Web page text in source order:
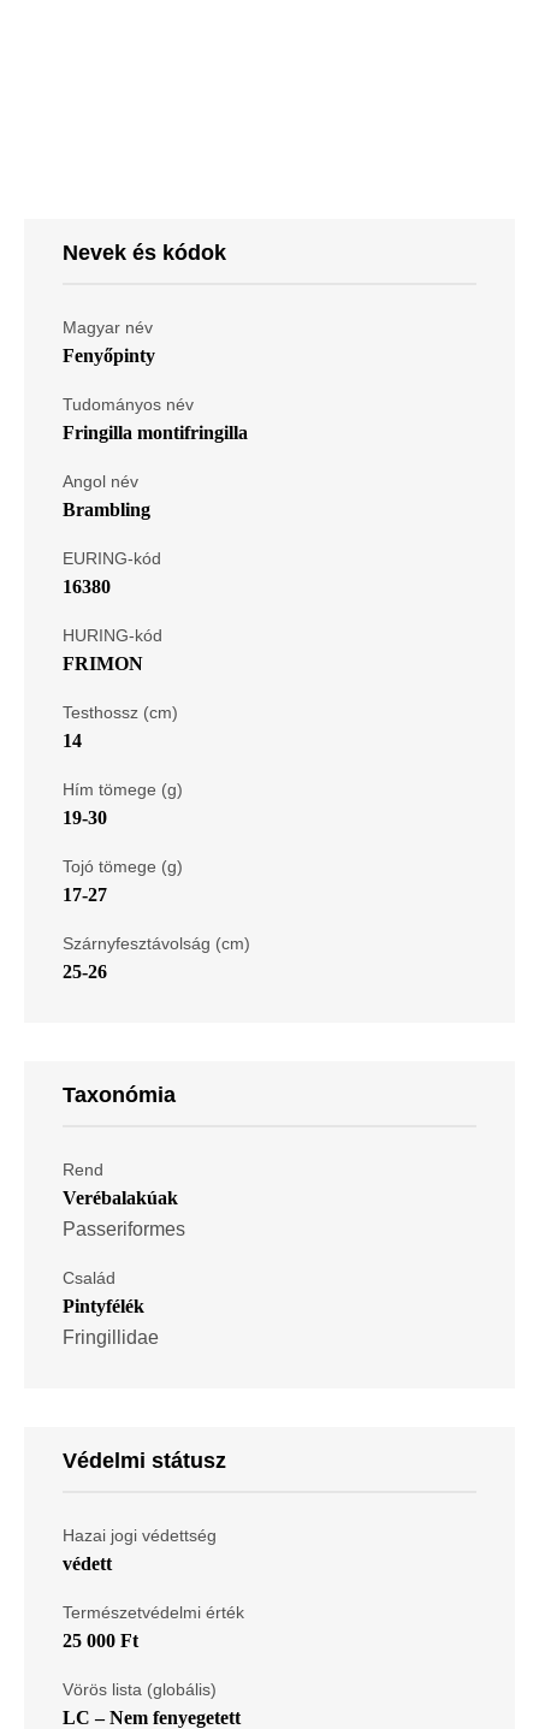
Nevek és kódok
Magyar név
Fenyőpinty
Tudományos név
Fringilla montifringilla
Angol név
Brambling
EURING-kód
16380
HURING-kód
FRIMON
Testhossz (cm)
14
Hím tömege (g)
19-30
Tojó tömege (g)
17-27
Szárnyfesztávolság (cm)
25-26
Taxonómia
Rend
Verébalakúak
Passeriformes
Család
Pintyfélék
Fringillidae
Védelmi státusz
Hazai jogi védettség
védett
Természetvédelmi érték
25 000 Ft
Vörös lista (globális)
LC – Nem fenyegetett